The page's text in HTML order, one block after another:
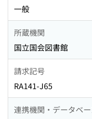
一般
所蔵機関
国立国会図書館
請求記号
RA141-J65
連携機関・データベ